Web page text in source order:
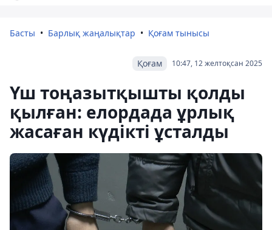
Басты Барлық жаңалықтар Қоғам тынысы
10:47, 12 желтоқсан 2025
Қоғам
Үш тоңазытқышты қолды
қылған: елордада ұрлық
жасаған күдікті ұсталды